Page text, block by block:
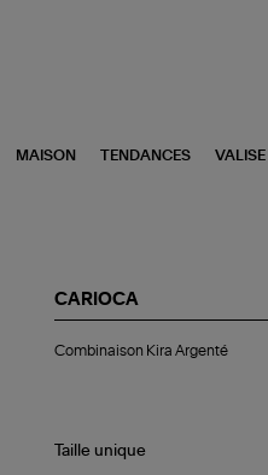
MAISON TENDANCES VALISE
CARIOCA
Kira
Combinaison Kira Argenté
Taille unique